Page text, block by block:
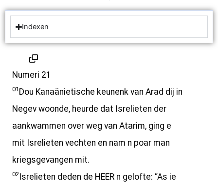
Indexen
Numeri 21
01 Dou Kanaänietische keunenk van Arad dij in
Negev woonde, heurde dat Isrelieten der
aankwammen over weg van Atarim, ging e
mit Isrelieten vechten en nam n poar man
kriegsgevangen mit.
02 Isrelieten deden de HEER n gelofte: “As ie